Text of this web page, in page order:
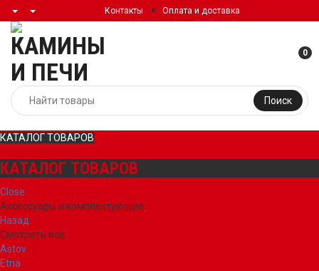
Контакты Оплата и доставка
Поиск
0
КАТАЛОГ ТОВАРОВ
КАТАЛОГ ТОВАРОВ
Close
Аксессуары и комплектующие
Назад
Смотреть все
Astov
Etna